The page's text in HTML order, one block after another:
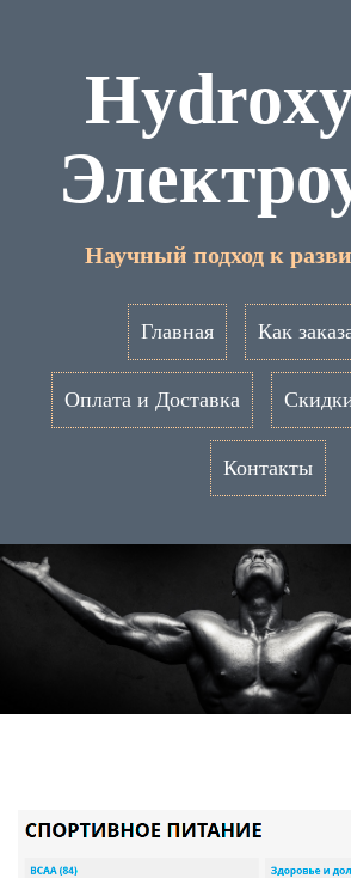
Научный подход к
Главная Как
Оплата и Доставка
Контакты